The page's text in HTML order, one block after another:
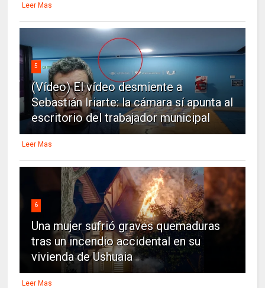
Leer Mas
5
(Vídeo) El vídeo desmiente a
Sebastián Iriarte: la cámara sí apunta al
escritorio del trabajador municipal
Leer Mas
6
Una mujer sufrió graves quemaduras
tras un incendio accidental en su
vivienda de Ushuaia
Leer Mas